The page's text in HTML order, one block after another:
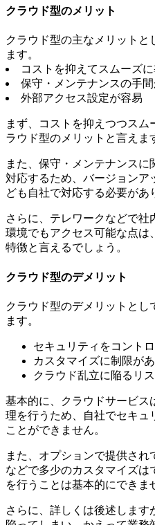
クラウド型のメリット
クラウド型の主なメリットと
ます。
コストを抑えてスムーズに
保守・メンテナンスの手
外部アクセス設定が容易
まず、コストを抑えつつス
ラウド型のメリットと言えま
また、保守・メンテナンス
対応するため、バージョンア
ども自社で対応する必要があ
さらに、テレワークなどで
環境でもアクセス可能な点は
特徴と言えるでしょう。
クラウド型のデメリット
クラウド型のデメリットとし
ます。
セキュリティをコント
カスタマイズに制限が
クラウド乱立に陥るリ
基本的に、クラウドサービス
理を行うため、自社でセキュ
ことができません。
また、オプションで提供さ
などで多少のカスタマイズは
を行うことは基本的にできま
さらに、詳しくは後述します